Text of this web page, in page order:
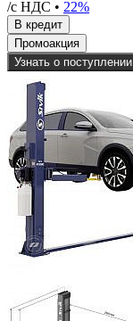
/с НДС • 22%
Узнать о поступлении